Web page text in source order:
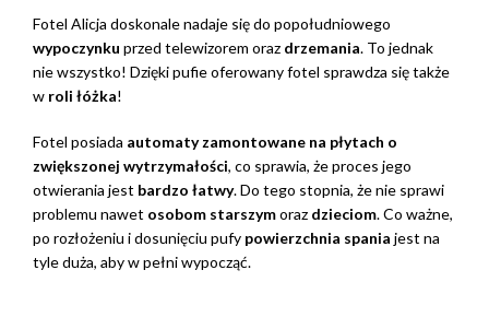
Fotel Alicja doskonale nadaje się do popołudniowego
wypoczynku przed telewizorem oraz drzemania. To jednak
nie wszystko! Dzięki pufie oferowany fotel sprawdza się także
w roli łóżka!
Fotel posiada automaty zamontowane na płytach o
zwiększonej wytrzymałości, co sprawia, że proces jego
otwierania jest bardzo łatwy. Do tego stopnia, że nie sprawi
problemu nawet osobom starszymoraz dzieciom. Co ważne,
po rozłożeniu i dosunięciu pufy powierzchnia spania jest na
tyle duża, aby w pełni wypocząć.